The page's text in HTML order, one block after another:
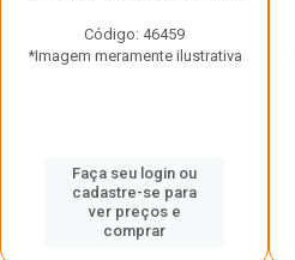
Código: 46459
*Imagem meramente ilustrativa
Faça seu login ou
cadastre-se para
ver preços e
comprar